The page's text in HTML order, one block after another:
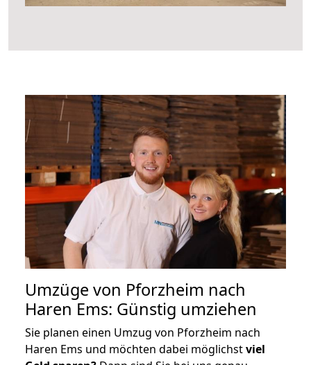
Umzüge von Pforzheim nach
Haren Ems: Günstig umziehen
Sie planen einen Umzug von Pforzheim nach
Haren Ems und möchten dabei möglichstviel